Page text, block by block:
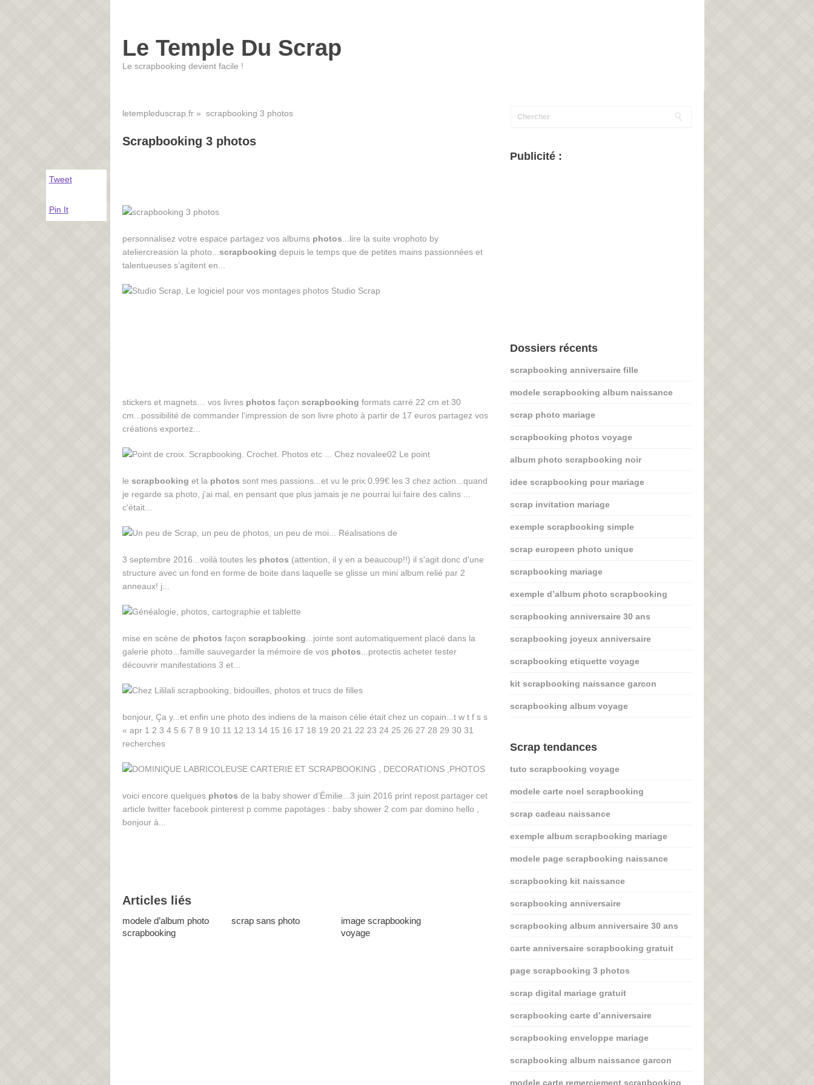
Le Temple Du Scrap
Le scrapbooking devient facile !
letempleduscrap.fr» scrapbooking 3 photos
Scrapbooking 3 photos
personnalisez votre espace partagez vos albums photos ...lire la suite vrophoto by
ateliercreasion la photo... scrapbooking depuis le temps que de petites mains passionnées et
talentueuses s’agitent en...
stickers et magnets… vos livres photos façon scrapbooking formats carré 22 cm et 30
cm...possibilité de commander l'impression de son livre photo à partir de 17 euros partagez vos
créations exportez...
le scrapbooking et la photos sont mes passions...et vu le prix 0.99€ les 3 chez action...quand
je regarde sa photo, j'ai mal, en pensant que plus jamais je ne pourrai lui faire des calins ...
c'était...
3 septembre 2016...voilà toutes les photos (attention, il y en a beaucoup!!) il s'agit donc d'une
structure avec un fond en forme de boite dans laquelle se glisse un mini album relié par 2
anneaux! j...
mise en scène de photos façon scrapbooking ...jointe sont automatiquement placé dans la
galerie photo...famille sauvegarder la mémoire de vos photos ...protectis acheter tester
découvrir manifestations 3 et...
bonjour, Ça y...et enfin une photo des indiens de la maison célie était chez un copain...t w t f s s
« apr 1 2 3 4 5 6 7 8 9 10 11 12 13 14 15 16 17 18 19 20 21 22 23 24 25 26 27 28 29 30 31
recherches
voici encore quelques photos de la baby shower d’Émilie...3 juin 2016 print repost partager cet
article twitter facebook pinterest p comme papotages : baby shower 2 com par domino hello ,
bonjour à...
Tweet
Pin It
Articles liés
modele d’album photo
scrapbooking
scrap sans photo
image scrapbooking
voyage
Publicité :
Dossiers récents
scrapbooking anniversaire fille
modele scrapbooking album naissance
scrap photo mariage
scrapbooking photos voyage
album photo scrapbooking noir
idee scrapbooking pour mariage
scrap invitation mariage
exemple scrapbooking simple
scrap europeen photo unique
scrapbooking mariage
exemple d’album photo scrapbooking
scrapbooking anniversaire 30 ans
scrapbooking joyeux anniversaire
scrapbooking etiquette voyage
kit scrapbooking naissance garcon
scrapbooking album voyage
Scrap tendances
tuto scrapbooking voyage
modele carte noel scrapbooking
scrap cadeau naissance
exemple album scrapbooking mariage
modele page scrapbooking naissance
scrapbooking kit naissance
scrapbooking anniversaire
scrapbooking album anniversaire 30 ans
carte anniversaire scrapbooking gratuit
page scrapbooking 3 photos
scrap digital mariage gratuit
scrapbooking carte d’anniversaire
scrapbooking enveloppe mariage
scrapbooking album naissance garcon
modele carte remerciement scrapbooking